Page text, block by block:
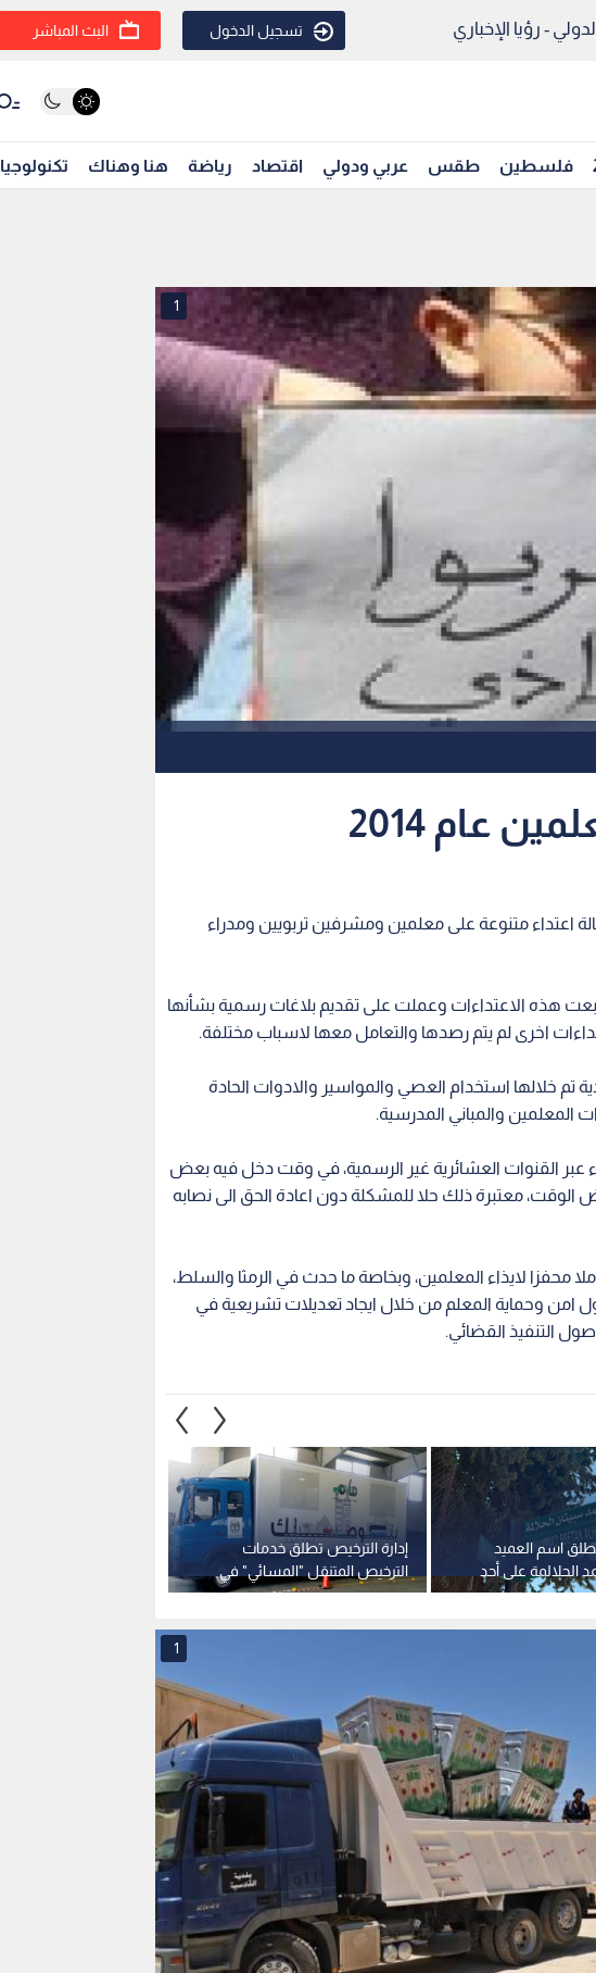
- رؤيا الإخباري تسجيل الدخول البث المباشر
فلسطين طقس عربي ودولي اقتصاد رياضة هنا وهناك تكنولوجيا
1
- قالت نقابة المعلمين الاردنيين انها سجلت 56 حالة اعتداء متنوعة على معلمين ومشرفين تربويين ومدراء
هذه الاعتداءات وعملت على تقديم بلاغات رسمية بشأنها
اخرى لم يتم رصدها والتعامل معها لاسباب مختلفة.
تم خلالها استخدام العصي والمواسير والادوات الحادة
المعلمين والمباني المدرسية.
عبر القنوات العشائرية غير الرسمية، في وقت دخل فيه بعض
معتبرة ذلك حلا للمشكلة دون اعادة الحق الى نصابه
محفزا لايذاء المعلمين، وبخاصة ما حدث في الرمثا والسلط،
امن وحماية المعلم من خلال ايجاد تعديلات تشريعية في
التنفيذ القضائي.
إدارة الترخيص تطلق خدمات
الترخيص المتنقل "المسائي" في
برقش الأحد
اسم العميد
الحلالمة على أحد
1